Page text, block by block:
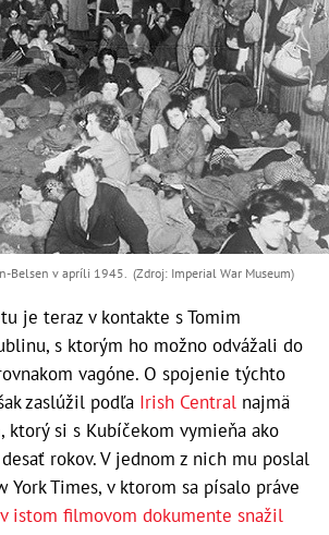
Belsen v apríli 1945. (Zdroj: Imperial War Museum)
je teraz v kontakte s Tomim
s ktorým ho možno odvážali do
vagóne. O spojenie týchto
zaslúžil podľa Irish Central najmä
ktorý si s Kubíčekom vymieňa ako
rokov. V jednom z nich mu poslal
York Times, v ktorom sa písalo práve
istom filmovom dokumente snažil